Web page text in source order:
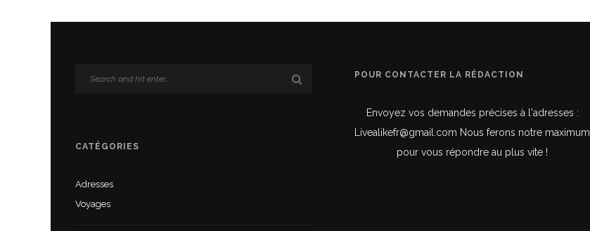
CATÉGORIES
Adresses
Voyages
POUR CONTACTER LA RÉDACTION
Envoyez vos demandes précises à l'adresses :
Livealikefr@gmail.com Nous ferons notre maximum
pour vous répondre au plus vite !